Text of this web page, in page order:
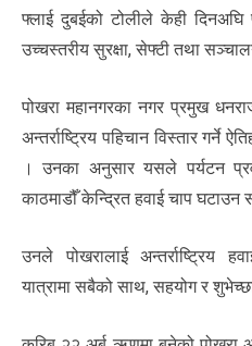
फ्लाई दुबईको टोलीले केही दिनअघि
उच्चस्तरीय सुरक्षा, सेफ्टी तथा
पोखरा महानगरका नगर प्रमुख
अन्तर्राष्ट्रिय पहिचान विस्तार गर्ने
। उनका अनुसार यसले पर्यटन
काठमाडौँ केन्द्रित हवाई चाप घटाउन
उनले पोखरालाई अन्तर्राष्ट्रिय
यात्रामा सबैको साथ, सहयोग र